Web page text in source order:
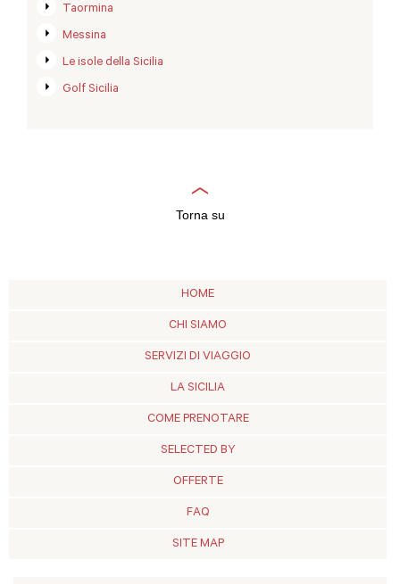
Taormina
Messina
Le isole della Sicilia
Golf Sicilia
Torna su
HOME
CHI SIAMO
SERVIZI DI VIAGGIO
LA SICILIA
COME PRENOTARE
SELECTED BY
OFFERTE
FAQ
SITE MAP